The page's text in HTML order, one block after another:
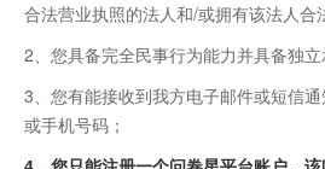
合法营业执照的法人和/或拥有该法人合
2、您具备完全民事行为能力并具备独立
3、您有能接收到我方电子邮件或短信
或手机号码；